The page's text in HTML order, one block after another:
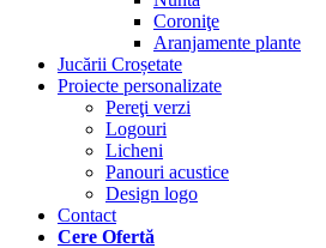
Coroniţe
Aranjamente plante
Jucării Croșetate
Proiecte personalizate
Pereţi verzi
Logouri
Licheni
Panouri acustice
Design logo
Contact
Cere Ofertă